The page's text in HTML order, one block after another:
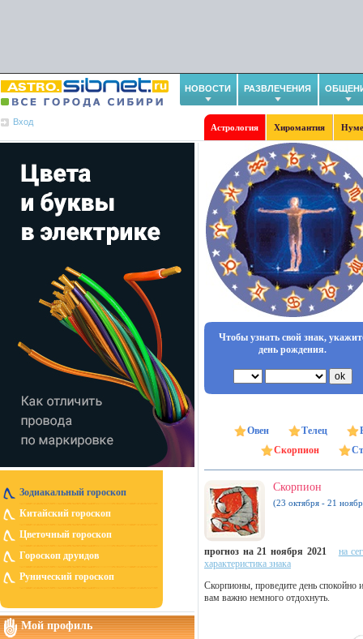
НОВОСТИ РАЗВЛЕЧЕНИЯ
Вход
Астрология Хиромантия
Зодиакальный гороскоп
Китайский гороскоп
Цветочный гороскоп
Гороскоп друидов
Рунический гороскоп
Мой профиль
Чтобы узнать свой знак,
день рождения.
Овен Телец
Скорпион
Скорпион
(23 октября - 21
прогноз на 21 ноября 2021
на
характеристика знака
Скорпионы, проведите день
вам важно немного отдохнуть.